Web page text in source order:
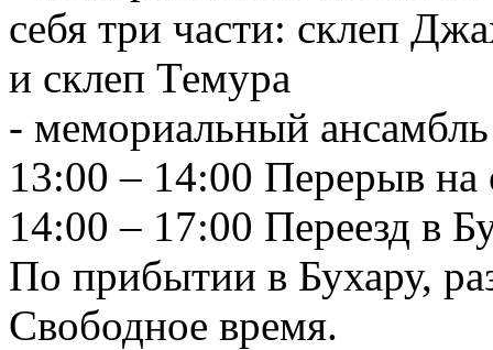
себя три части: склеп
и склеп Темура
- мемориальный
13:00 – 14:00 Перерыв на
14:00 – 17:00 Переезд в
По прибытии в Бухару,
Свободное время.